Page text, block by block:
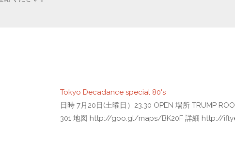
Tokyo Decadance special 80's
日時 7月20日(土曜日）23:30 OPEN 場所 TRUMP
301 地図 http://goo.gl/maps/BK20F 詳細 http://